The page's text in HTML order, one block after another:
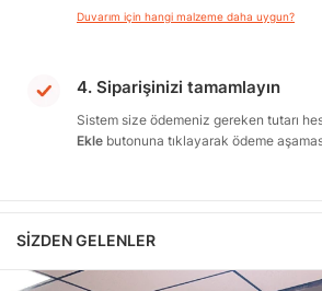
Duvarım için hangi malzeme daha uygun?
4. Siparişinizi tamamlayın
Sistem size ödemeniz gereken tutarı
Ekle butonuna tıklayarak ödeme
SIZDEN GELENLER